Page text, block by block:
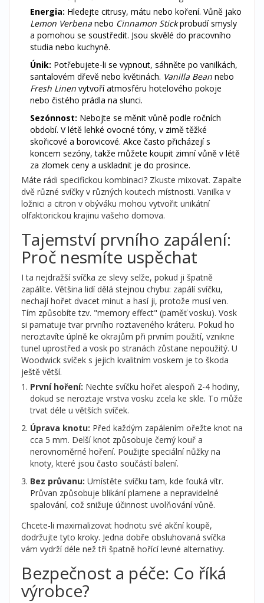
Energia: Hledejte citrusy, mátu nebo koření. Vůně jako
Lemon Verbena nebo Cinnamon Stickprobudí smysly
a pomohou se soustředit. Jsou skvělé do pracovního
studia nebo kuchyně.
Únik: Potřebujete-li se vypnout, sáhněte po vanilkách,
santalovém dřevě nebo květinách. Vanilla Bean nebo
Fresh Linen vytvoří atmosféru hotelového pokoje
nebo čistého prádla na slunci.
Sezónnost: Nebojte se měnit vůně podle ročních
období. V létě lehké ovocné tóny, v zimě těžké
skořicové a borovicové. Akce často přicházejí s
koncem sezóny, takže můžete koupit zimní vůně v létě
za zlomek ceny a uskladnit je do prosince.
Máte rádi specifickou kombinaci? Zkuste mixovat. Zapalte
dvě různé svíčky v různých koutech místnosti. Vanilka v
ložnici a citron v obýváku mohou vytvořit unikátní
olfaktorickou krajinu vašeho domova.
Tajemství prvního zapálení:
Proč nesmíte uspěchat
I ta nejdražší svíčka ze slevy selže, pokud ji špatně
zapálíte. Většina lidí dělá stejnou chybu: zapálí svíčku,
nechají hořet dvacet minut a hasí ji, protože musí ven.
Tím způsobíte tzv. "memory effect" (paměť vosku). Vosk
si pamatuje tvar prvního roztaveného kráteru. Pokud ho
neroztavíte úplně ke okrajům při prvním použití, vznikne
tunel uprostřed a vosk po stranách zůstane nepoužitý. U
Woodwick svíček s jejich kvalitním voskem je to škoda
ještě větší.
První hoření: Nechte svíčku hořet alespoň 2-4 hodiny,
dokud se neroztaje vrstva vosku zcela ke skle. To může
trvat déle u větších svíček.
Úprava knotu: Před každým zapálením ořežte knot na
cca 5 mm. Delší knot způsobuje černý kouř a
nerovnoměrné hoření. Použijte speciální nůžky na
knoty, které jsou často součástí balení.
Bez průvanu: Umístěte svíčku tam, kde fouká vítr.
Průvan způsobuje blikání plamene a nepravidelné
spalování, což snižuje účinnost uvolňování vůně.
Chcete-li maximalizovat hodnotu své akční koupě,
dodržujte tyto kroky. Jedna dobře obsluhovaná svíčka
vám vydrží déle než tři špatně hořící levné alternativy.
Bezpečnost a péče: Co říká
výrobce?